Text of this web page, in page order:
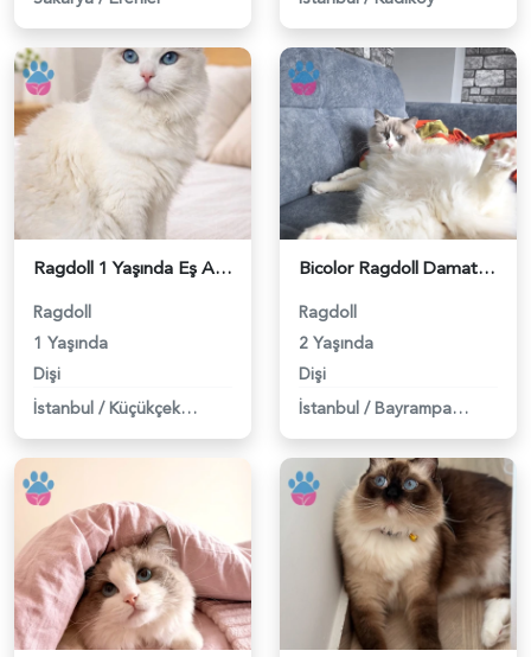
Ragdoll 1 Yaşında Eş Arıyor - 118982749
Ragdoll
1 Yaşında
Dişi
İstanbul / Küçükçekmece
Bicolor Ragdoll Damat Aranıyor - 118982193
Ragdoll
2 Yaşında
Dişi
İstanbul / Bayrampaşa